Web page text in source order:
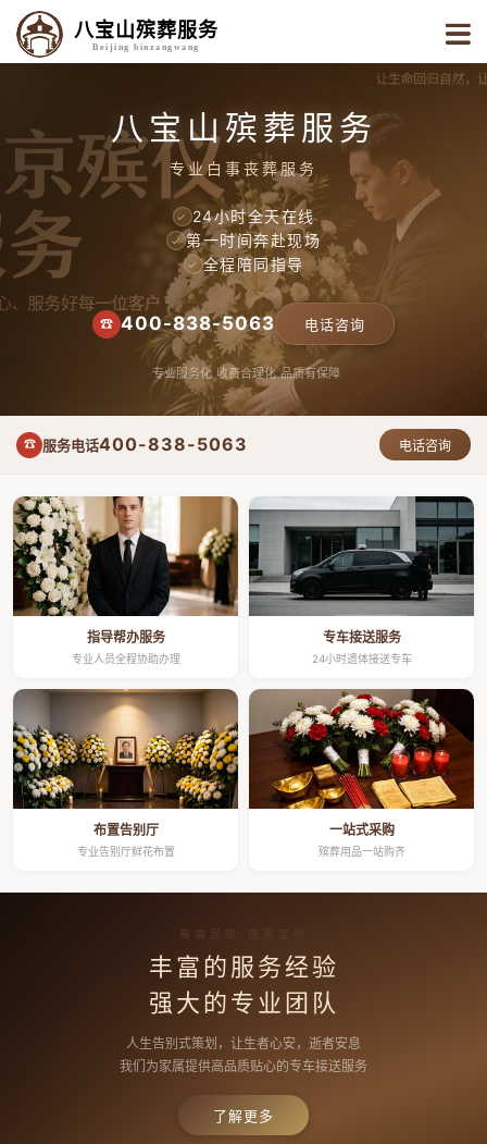
八宝山殡葬服务
Beijing binzangwang
八宝山殡葬服务
专业白事丧葬服务
✓ 24小时全天在线
✓ 第一时间奔赴现场
✓ 全程陪同指导
☎ 400-838-5063 电话咨询
专业服务化 收费合理化 品质有保障
☎ 服务电话400-838-5063 电话咨询
指导帮办服务
专业人员全程协助办理
专车接送服务
24小时遗体接送专车
布置告别厅
专业告别厅鲜花布置
一站式采购
殡葬用品一站购齐
高端品质 按需定制
丰富的服务经验
强大的专业团队
人生告别式策划，让生者心安，逝者安息
我们为家属提供高品质贴心的专车接送服务
了解更多